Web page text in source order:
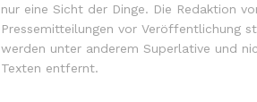
nur eine Sicht der Dinge. Die Redaktion
Pressemitteilungen vor Veröffentlichung
werden unter anderem Superlative und
Texten entfernt.